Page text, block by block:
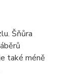
Šňůra
také méně